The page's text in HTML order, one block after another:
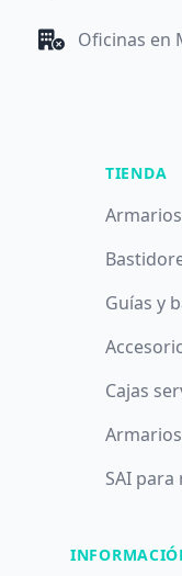
Oficinas en
TIENDA
Guías y
Cajas
SAI para